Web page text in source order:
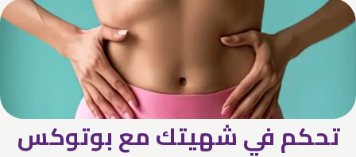
تحكم في شهيتك مع بوتوكس